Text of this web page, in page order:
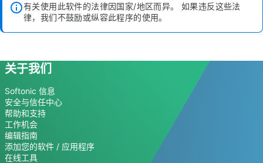
有关使用此软件的法律因国家/地区而异。 如果违反这些法
律，我们不鼓励或纵容此程序的使用。
关于我们
Softonic 信息
安全与信任中心
帮助和支持
工作机会
编辑指南
添加您的软件 / 应用程序
在线工具